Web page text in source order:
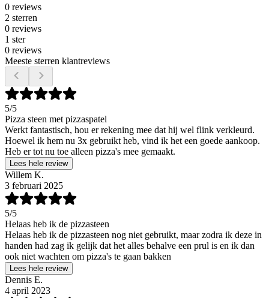
0 reviews
2 sterren
0 reviews
1 ster
0 reviews
Meeste sterren klantreviews
5/5
Pizza steen met pizzaspatel
Werkt fantastisch, hou er rekening mee dat hij wel flink verkleurd.
Hoewel ik hem nu 3x gebruikt heb, vind ik het een goede aankoop.
Heb er tot nu toe alleen pizza's mee gemaakt.
Lees hele review
Willem K.
3 februari 2025
5/5
Helaas heb ik de pizzasteen
Helaas heb ik de pizzasteen nog niet gebruikt, maar zodra ik deze in
handen had zag ik gelijk dat het alles behalve een prul is en ik dan
ook niet wachten om pizza's te gaan bakken
Lees hele review
Dennis E.
4 april 2023